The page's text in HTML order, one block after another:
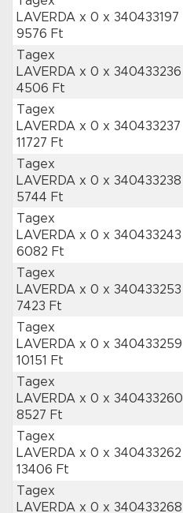
LAVERDA x 0 x 340433197
9576 Ft
Tagex
LAVERDA x 0 x 340433236
4506 Ft
Tagex
LAVERDA x 0 x 340433237
11727 Ft
Tagex
LAVERDA x 0 x 340433238
5744 Ft
Tagex
LAVERDA x 0 x 340433243
6082 Ft
Tagex
LAVERDA x 0 x 340433253
7423 Ft
Tagex
LAVERDA x 0 x 340433259
10151 Ft
Tagex
LAVERDA x 0 x 340433260
8527 Ft
Tagex
LAVERDA x 0 x 340433262
13406 Ft
Tagex
LAVERDA x 0 x 340433268